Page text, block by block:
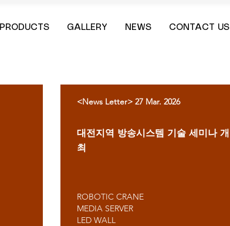
PRODUCTS GALLERY NEWS CONTACT US
<News Letter> 27 Mar. 2026
​대전지역 방송시스템 기술 세미나 개
최
ROBOTIC CRANE
MEDIA SERVER
LED WALL